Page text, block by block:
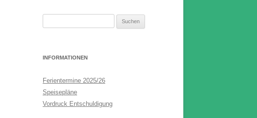
INFORMATIONEN
Ferientermine 2025/26
Speisepläne
Vordruck Entschuldigung